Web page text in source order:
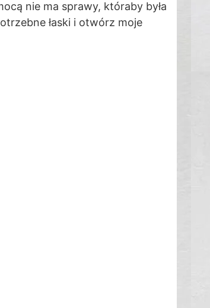
nie ma sprawy, któraby była
łaski i otwórz moje